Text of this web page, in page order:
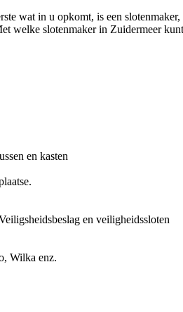
wat in u opkomt, is een
welke slotenmaker in Zuidermeer
en kasten
en veiligheidssloten
Wilka enz.